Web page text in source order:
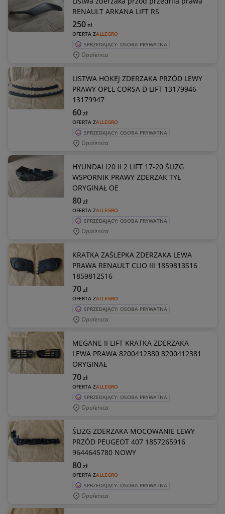
RENAULT ARKANA LIFT RS
OFERTA ZALLEGRO
250zł
SPRZEDAJĄCY: OSOBA PRYWATNA
Opalenica
LISTWA HOKEJ ZDERZAKA PRZÓD LEWY
PRAWY OPEL CORSA D LIFT 13179946
13179947
OFERTA ZALLEGRO
60zł
SPRZEDAJĄCY: OSOBA PRYWATNA
Opalenica
HYUNDAI i20 II 2 LIFT 17-20 ŚLIZG
WSPORNIK PRAWY ZDERZAK TYŁ
ORYGINAŁ OE
OFERTA ZALLEGRO
80zł
SPRZEDAJĄCY: OSOBA PRYWATNA
Opalenica
KRATKA ZAŚLEPKA ZDERZAKA LEWA
PRAWA RENAULT CLIO III 1859813S16
1859812S16
OFERTA ZALLEGRO
70zł
SPRZEDAJĄCY: OSOBA PRYWATNA
Opalenica
MEGANE II LIFT KRATKA ZDERZAKA
LEWA PRAWA 8200412380 8200412381
ORYGINAŁ
OFERTA ZALLEGRO
70zł
SPRZEDAJĄCY: OSOBA PRYWATNA
Opalenica
ŚLIZG ZDERZAKA MOCOWANIE LEWY
PRZÓD PEUGEOT 407 1857265916
9644645780 NOWY
OFERTA ZALLEGRO
80zł
SPRZEDAJĄCY: OSOBA PRYWATNA
Opalenica